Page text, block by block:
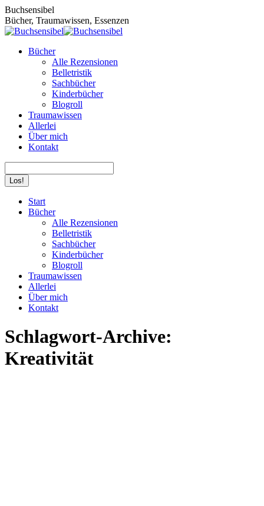
Zum
Inhalt
springen
Buchsensibel
Bücher, Traumawissen, Essenzen
Bücher
Alle Rezensionen
Belletristik
Sachbücher
Kinderbücher
Blogroll
Traumawissen
Allerlei
Über mich
Kontakt
page
opens
page
opens
Start
Bücher
Alle Rezensionen
Belletristik
Sachbücher
Kinderbücher
Blogroll
Traumawissen
Allerlei
Über mich
Kontakt
Schlagwort-Archive:
Kreativität